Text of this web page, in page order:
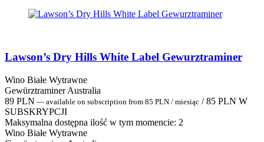
Lawson’s Dry Hills White Label Gewurztraminer
Wino Białe Wytrawne
Gewürztraminer Australia
89 PLN — available on subscription from 85 PLN / miesiąc / 85 PLN W
SUBSKRYPCJI
Maksymalna dostępna ilość w tym momencie: 2
Wino Białe Wytrawne